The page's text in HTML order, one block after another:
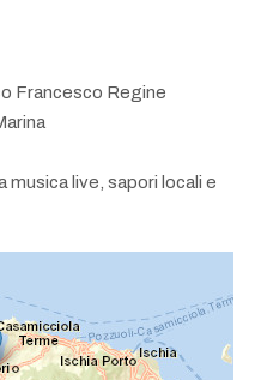
Francesco Regine
musica live, sapori locali e